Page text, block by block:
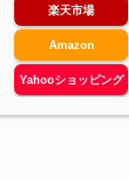
楽天市場
Amazon
Yahooショッピング